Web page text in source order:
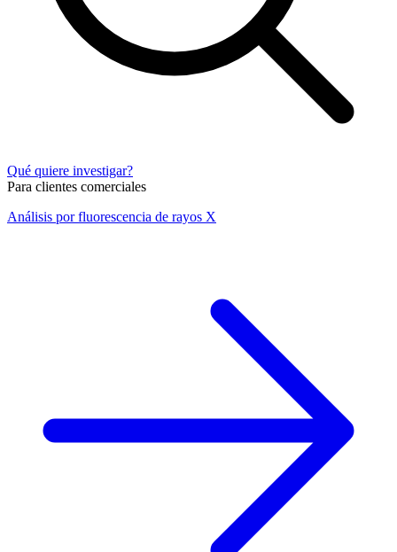
Qué quiere investigar?
Para clientes comerciales
Análisis por fluorescencia de rayos X